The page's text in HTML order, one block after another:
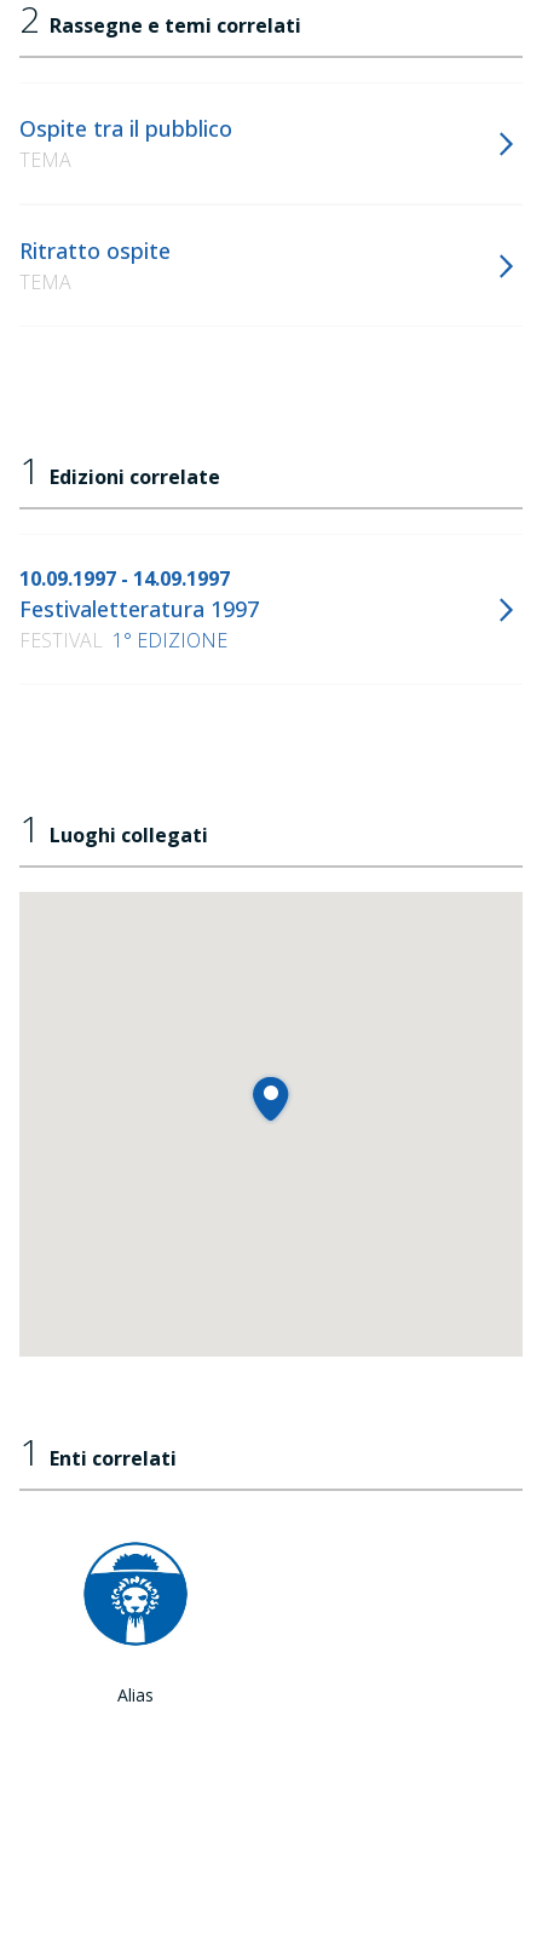
2 Rassegne e temi correlati
Ospite tra il pubblico
TEMA
Ritratto ospite
TEMA
1 Edizioni correlate
10.09.1997 - 14.09.1997
Festivaletteratura 1997
FESTIVAL 1° EDIZIONE
1 Luoghi collegati
1 Enti correlati
Alias